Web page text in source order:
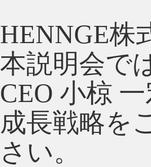
HENNGE株
本説明会で
CEO 小椋
成長戦略を
さい。